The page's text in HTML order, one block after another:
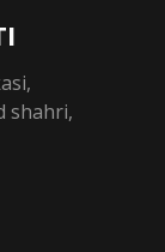
shahri,